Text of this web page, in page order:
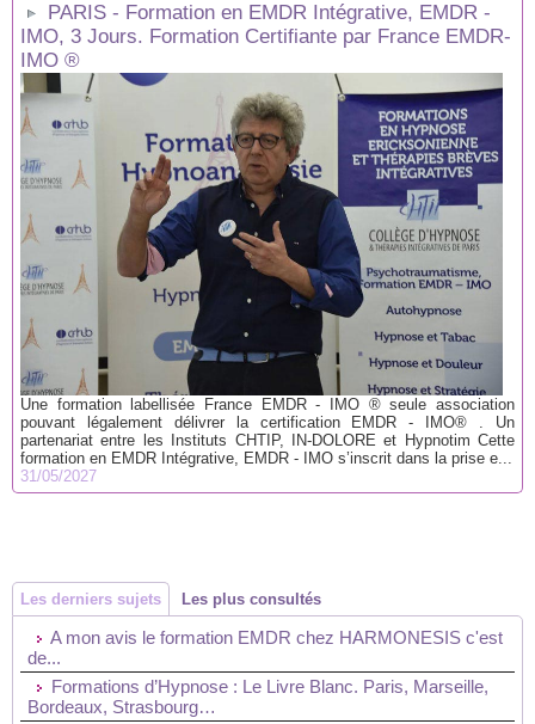
PARIS - Formation en EMDR Intégrative, EMDR -
IMO, 3 Jours. Formation Certifiante par France EMDR-
IMO ®
Une formation labellisée France EMDR - IMO ® seule association
pouvant légalement délivrer la certification EMDR - IMO® . Un
partenariat entre les Instituts CHTIP, IN-DOLORE et Hypnotim Cette
formation en EMDR Intégrative, EMDR - IMO s’inscrit dans la prise e...
31/05/2027
Les derniers sujets Les plus consultés
A mon avis le formation EMDR chez HARMONESIS c'est
de...
Formations d’Hypnose : Le Livre Blanc. Paris, Marseille,
Bordeaux, Strasbourg…